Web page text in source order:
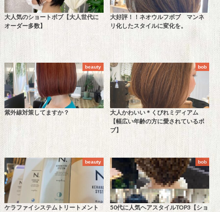
大人気のショートボブ【大人世代に
オーダー多数】
大好評！！ネオウルフボブ マンネ
リ化したスタイルに変化を。
beauty
紫外線対策してますか？
bob
大人かわいい＊くびれミディアム
【幅広い年齢の方に愛されているボ
ブ】
beauty
ケラファイシステムトリートメント
bob
50代に人気ヘアスタイルTOP3【ショ